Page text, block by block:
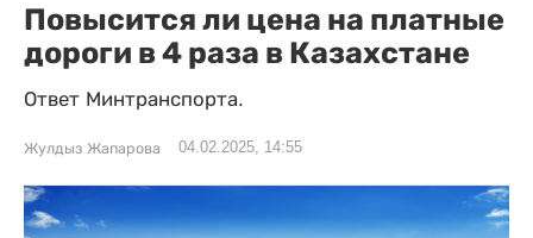
Повысится ли цена на платные
дороги в 4 раза в Казахстане
Ответ Минтранспорта.
Жулдыз Жапарова 04.02.2025, 14:55